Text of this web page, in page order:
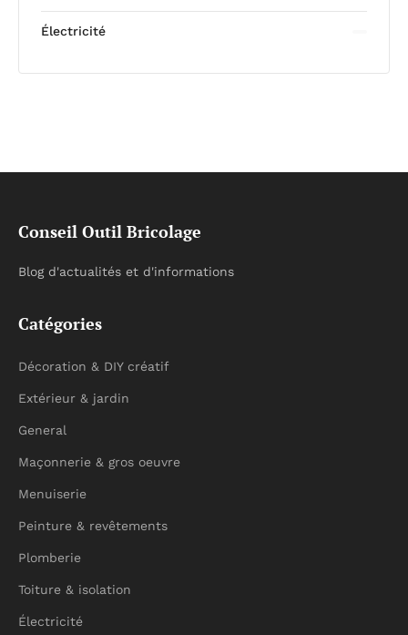
Électricité
Conseil Outil Bricolage
Blog d'actualités et d'informations
Catégories
Décoration & DIY créatif
Extérieur & jardin
General
Maçonnerie & gros oeuvre
Menuiserie
Peinture & revêtements
Plomberie
Toiture & isolation
Électricité